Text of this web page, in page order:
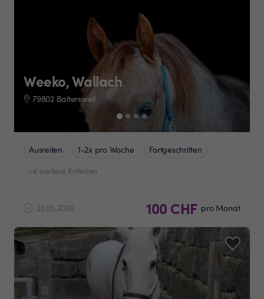
Weeko, Wallach
79802 Baltersweil
Ausreiten 1-2x pro Woche
Fortgeschritten
+4 weitere Kriterien
23.05.2026 100 CHF pro Monat